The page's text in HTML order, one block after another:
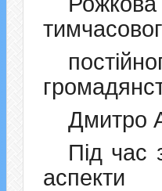
Дмитро
Під час
аспекти